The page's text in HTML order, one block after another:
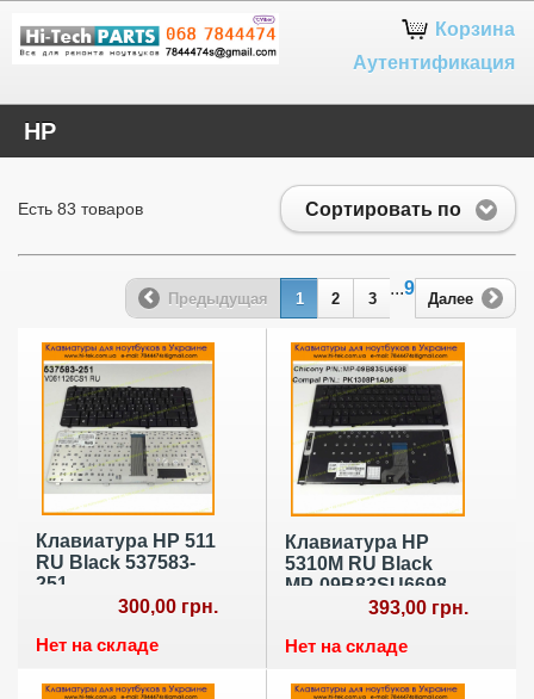
Корзина
Аутентификация
HP
Сортировать по
Есть 83 товаров
Предыдущая 1 2 3
...9
Далее
Клавиатура HP 511
RU Black 537583-
251
300,00 грн.
Нет на складе
Клавиатура HP
5310M RU Black
MP-09B83SU6698
393,00 грн.
Нет на складе